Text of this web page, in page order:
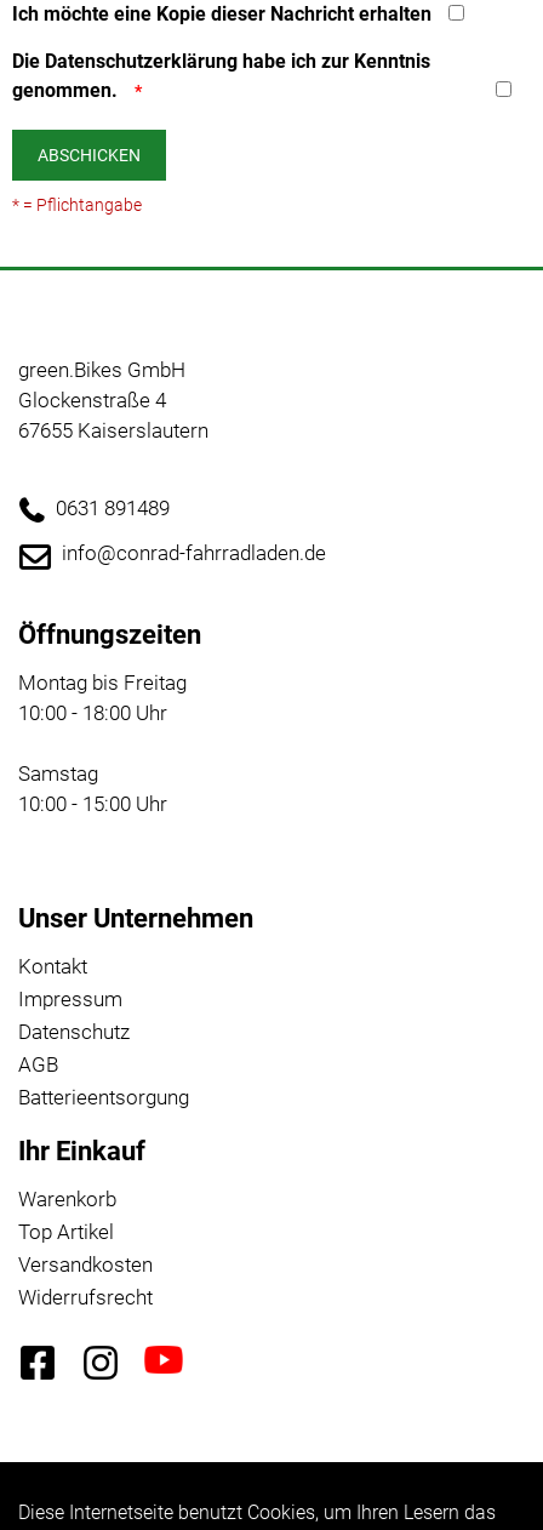
Ich möchte eine Kopie dieser Nachricht erhalten
Die Datenschutzerklärung habe ich zur Kenntnis
genommen.
ABSCHICKEN
* = Pflichtangabe
green.Bikes GmbH
Glockenstraße 4
67655 Kaiserslautern
0631 891489
info@conrad-fahrradladen.de
Öffnungszeiten
Montag bis Freitag
10:00 - 18:00 Uhr
Samstag
10:00 - 15:00 Uhr
Unser Unternehmen
Kontakt
Impressum
Datenschutz
AGB
Batterieentsorgung
Ihr Einkauf
Warenkorb
Top Artikel
Versandkosten
Widerrufsrecht
Diese Internetseite benutzt Cookies, um Ihren Lesern das